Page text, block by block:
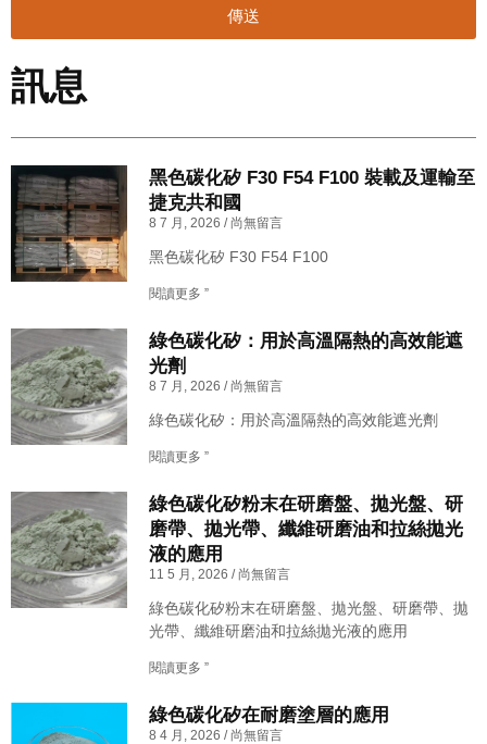
傳送
訊息
黑色碳化矽 F30 F54 F100 裝載及運輸至
捷克共和國
8 7 月, 2026 尚無留言
黑色碳化矽 F30 F54 F100
閱讀更多 ”
綠色碳化矽：用於高溫隔熱的高效能遮
光劑
8 7 月, 2026 尚無留言
綠色碳化矽：用於高溫隔熱的高效能遮光劑
閱讀更多 ”
綠色碳化矽粉末在研磨盤、拋光盤、研
磨帶、拋光帶、纖維研磨油和拉絲拋光
液的應用
11 5 月, 2026 尚無留言
綠色碳化矽粉末在研磨盤、拋光盤、研磨帶、拋
光帶、纖維研磨油和拉絲拋光液的應用
閱讀更多 ”
綠色碳化矽在耐磨塗層的應用
8 4 月, 2026 尚無留言